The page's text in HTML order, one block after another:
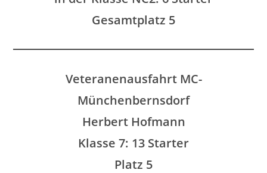
Gesamtplatz 5
Veteranenausfahrt MC-
Münchenbernsdorf
Herbert Hofmann
Klasse 7: 13 Starter
Platz 5